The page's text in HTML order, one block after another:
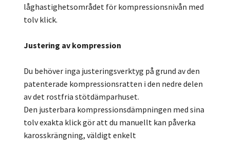
låghastighetsområdet för kompressionsnivån med
tolv klick.
Justering av kompression
Du behöver inga justeringsverktyg på grund av den
patenterade kompressionsratten i den nedre delen
av det rostfria stötdämparhuset.
Den justerbara kompressionsdämpningen med sina
tolv exakta klick gör att du manuellt kan påverka
karosskrängning, väldigt enkelt